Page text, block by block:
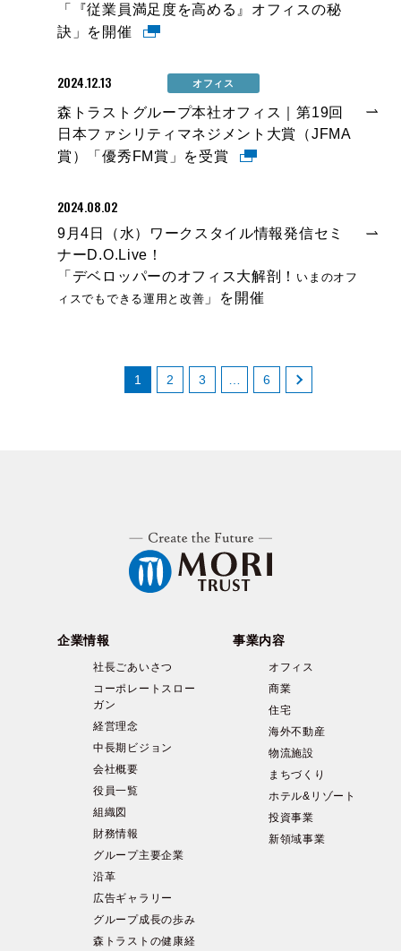
「『従業員満足度を高める』オフィスの秘
訣」を開催
2024.12.13 オフィス
森トラストグループ本社オフィス｜第19回
日本ファシリティマネジメント大賞（JFMA
賞）「優秀FM賞」を受賞
2024.08.02
9月4日（水）ワークスタイル情報発信セミ
ナーD.O.Live！
「デベロッパーのオフィス大解剖！ いまのオフ
ィスでもできる運用と改善 」を開催
1 2 3 6
企業情報
社長ごあいさつ
コーポレートスロー
ガン
経営理念
中長期ビジョン
会社概要
役員一覧
組織図
財務情報
グループ主要企業
沿革
広告ギャラリー
グループ成長の歩み
森トラストの健康経
事業内容
オフィス
商業
住宅
海外不動産
物流施設
まちづくり
ホテル&リゾート
投資事業
新領域事業